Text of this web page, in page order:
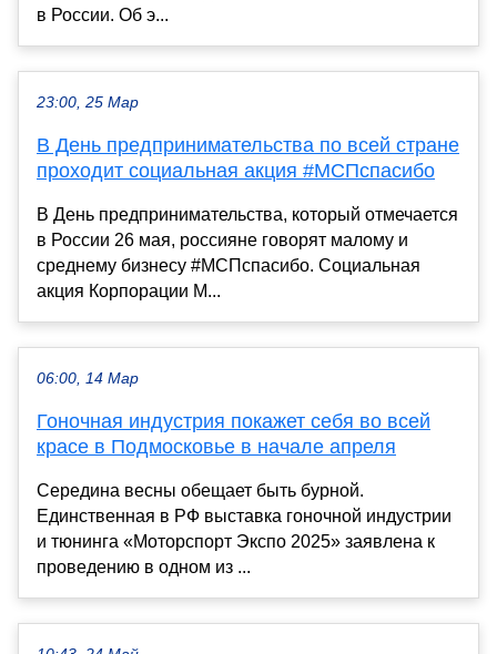
в России. Об э...
23:00, 25 Мар
В День предпринимательства по всей стране
проходит социальная акция #МСПспасибо
В День предпринимательства, который отмечается
в России 26 мая, россияне говорят малому и
среднему бизнесу #МСПспасибо. Социальная
акция Корпорации М...
06:00, 14 Мар
Гоночная индустрия покажет себя во всей
красе в Подмосковье в начале апреля
Середина весны обещает быть бурной.
Единственная в РФ выставка гоночной индустрии
и тюнинга «Моторспорт Экспо 2025» заявлена к
проведению в одном из ...